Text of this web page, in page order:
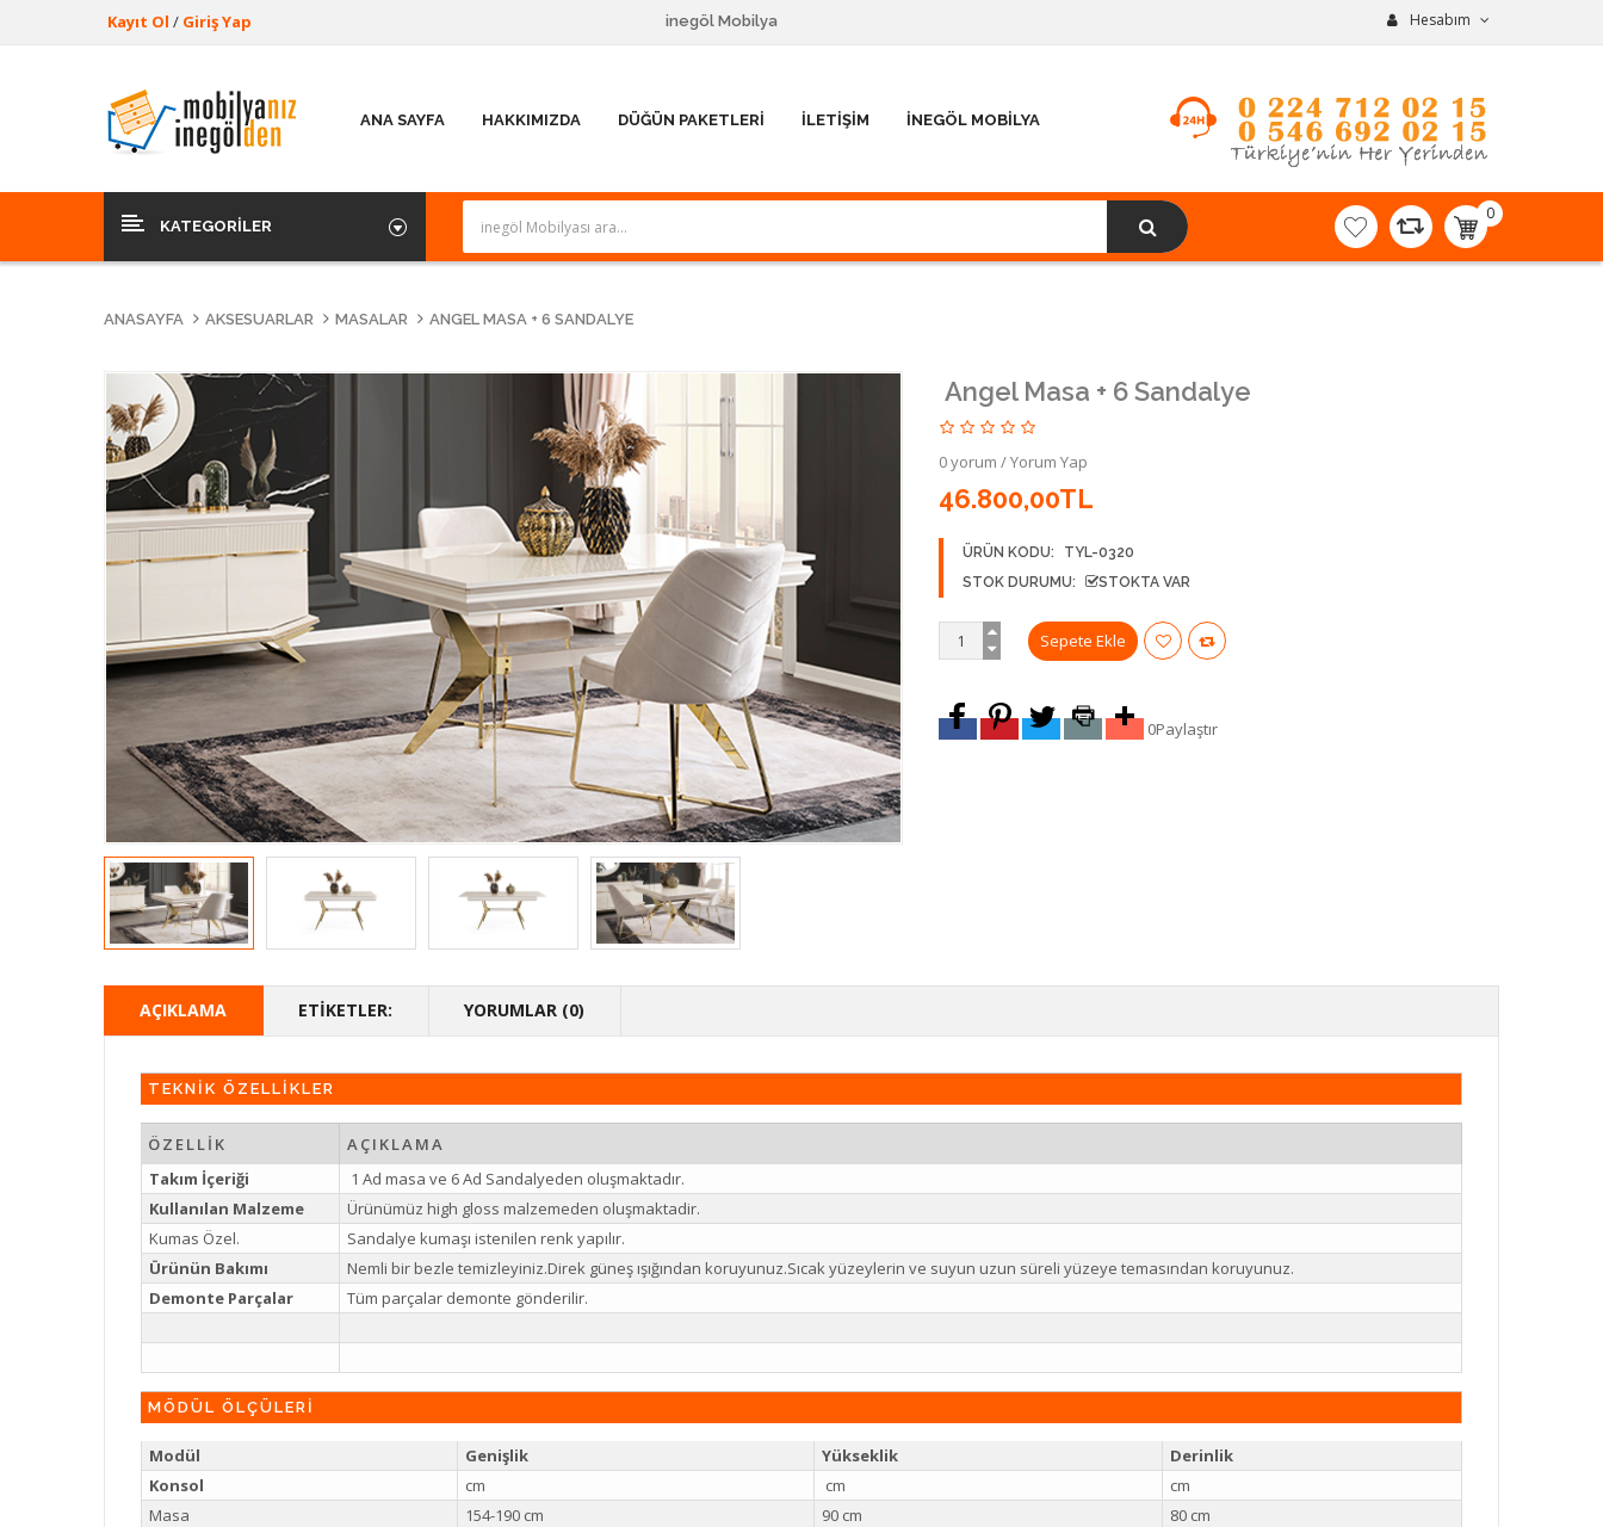
inegöl Mobilya
Kayıt Ol / Giriş Yap Hesabım
ANA SAYFA HAKKIMIZDA DÜĞÜN PAKETLERI İLETIŞIM İNEGÖL MOBILYA
KATEGORILER
0
item(s)
-
ANASAYFA AKSESUARLAR MASALAR ANGEL MASA + 6 SANDALYE
Angel Masa + 6 Sandalye
0 yorum /Yorum Yap
46.800,00TL
ÜRÜN KODU:
TYL-0320
STOK DURUMU:
STOKTA VAR
0Paylaştır
AÇIKLAMA ETIKETLER: YORUMLAR (0)
TEKNİK ÖZELLİKLER
ÖZELLİK
AÇIKLAMA
Takım İçeriği
1 Ad masa ve 6 Ad Sandalyeden oluşmaktadır.
Kullanılan Malzeme
Ürünümüz high gloss malzemeden oluşmaktadir.
Kumas Özel.
Sandalye kumaşı istenilen renk yapılır.
Ürünün Bakımı
Nemli bir bezle temizleyiniz.Direk güneş ışığından koruyunuz.Sıcak yüzeylerin ve suyun uzun süreli yüzeye temasından koruyunuz.
Demonte Parçalar
Tüm parçalar demonte gönderilir.
MÖDÜL ÖLÇÜLERİ
Modül Genişlik Yükseklik
Derinlik
Konsol
cm cm
cm
Masa
154-190 cm 90 cm
80 cm